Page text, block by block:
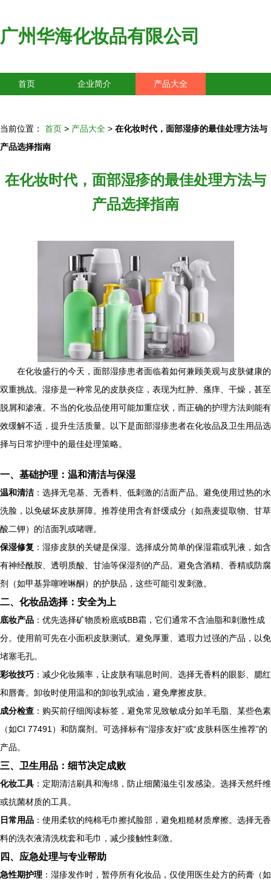
广州华海化妆品有限公司
首页 企业简介 产品大全
当前位置： 首页 > 产品大全 > 在化妆时代，面部湿疹的最佳处理方法与
产品选择指南
在化妆时代，面部湿疹的最佳处理方法与
产品选择指南
在化妆盛行的今天，面部湿疹患者面临着如何兼顾美观与皮肤健康的
双重挑战。湿疹是一种常见的皮肤炎症，表现为红肿、瘙痒、干燥，甚至
脱屑和渗液。不当的化妆品使用可能加重症状，而正确的护理方法则能有
效缓解不适，提升生活质量。以下是面部湿疹患者在化妆品及卫生用品选
择与日常护理中的最佳处理策略。
一、基础护理：温和清洁与保湿
温和清洁 ：选择无皂基、无香料、低刺激的洁面产品。避免使用过热的水
洗脸，以免破坏皮肤屏障。推荐使用含有舒缓成分（如燕麦提取物、甘草
酸二钾）的洁面乳或啫喱。
保湿修复 ：湿疹皮肤的关键是保湿。选择成分简单的保湿霜或乳液，如含
有神经酰胺、透明质酸、甘油等保湿剂的产品。避免含酒精、香精或防腐
剂（如甲基异噻唑啉酮）的护肤品，这些可能引发刺激。
二、化妆品选择：安全为上
底妆产品 ：优先选择矿物质粉底或BB霜，它们通常不含油脂和刺激性成
分。使用前可先在小面积皮肤测试。避免厚重、遮瑕力过强的产品，以免
堵塞毛孔。
彩妆技巧 ：减少化妆频率，让皮肤有喘息时间。选择无香料的眼影、腮红
和唇膏。卸妆时使用温和的卸妆乳或油，避免摩擦皮肤。
成分检查 ：购买前仔细阅读标签，避免常见致敏成分如羊毛脂、某些色素
（如CI 77491）和防腐剂。可选择标有“湿疹友好”或“皮肤科医生推荐”的
产品。
三、卫生用品：细节决定成败
化妆工具 ：定期清洁刷具和海绵，防止细菌滋生引发感染。选择天然纤维
或抗菌材质的工具。
日常用品 ：使用柔软的纯棉毛巾擦拭脸部，避免粗糙材质摩擦。选择无香
料的洗衣液清洗枕套和毛巾，减少接触性刺激。
四、应急处理与专业帮助
急性期护理 ：湿疹发作时，暂停所有化妆品，仅使用医生处方的药膏（如